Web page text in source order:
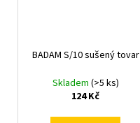
BADAM S/10 sušený tovar
Skladem (>5 ks)
124 Kč